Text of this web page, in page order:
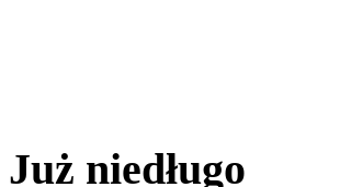
Już niedługo